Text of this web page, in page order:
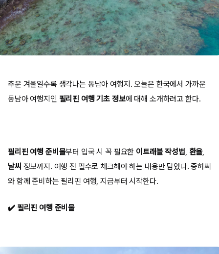
추운 겨울일수록 생각나는 동남아 여행지. 오늘은 한국에서 가까운
동남아 여행지인 필리핀 여행 기초 정보에 대해 소개하려고 한다.
필리핀 여행 준비물부터 입국 시 꼭 필요한 이트래블 작성법 , 환율,
날씨 정보까지. 여행 전 필수로 체크해야 하는 내용만 담았다. 중허씨
와 함께 준비하는 필리핀 여행, 지금부터 시작한다.
✔️ 필리핀 여행 준비물